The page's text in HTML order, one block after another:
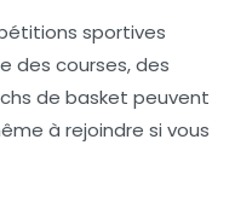
sportives
des courses, des
de basket peuvent
à rejoindre si vous